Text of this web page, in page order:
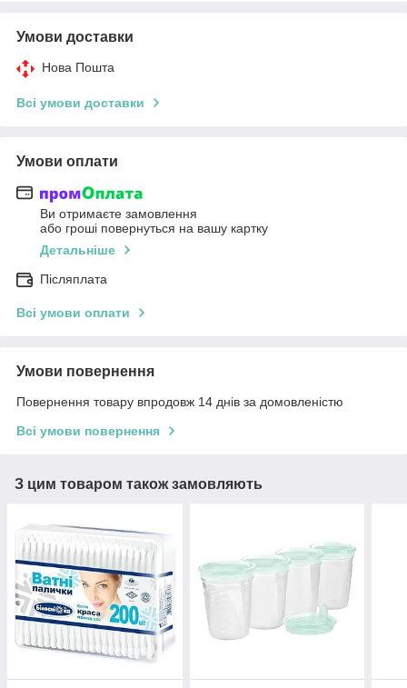
Умови доставки
Нова Пошта
Всі умови доставки
Умови оплати
Ви отримаєте замовлення
або гроші повернуться на вашу картку
Детальніше
Післяплата
Всі умови оплати
Умови повернення
Повернення товару впродовж 14 днів за домовленістю
Всі умови повернення
З цим товаром також замовляють